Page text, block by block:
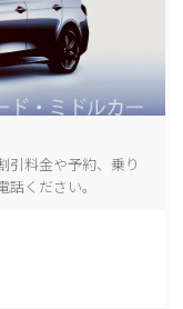
引料金や予約、乗り
ください。